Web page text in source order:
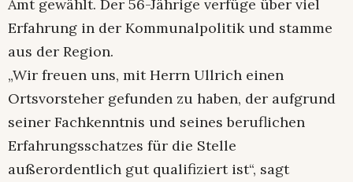
Amt gewählt. Der 56-Jährige verfüge über viel
Erfahrung in der Kommunalpolitik und stamme
aus der Region.
„Wir freuen uns, mit Herrn Ullrich einen
Ortsvorsteher gefunden zu haben, der aufgrund
seiner Fachkenntnis und seines beruflichen
Erfahrungsschatzes für die Stelle
außerordentlich gut qualifiziert ist“, sagt